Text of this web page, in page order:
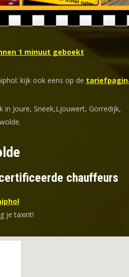
1 minuut geboekt
kijk ook eens op de
in Joure, Sneek,Ljouwert, Gorredijk,
chauffeurs
je taxirit!